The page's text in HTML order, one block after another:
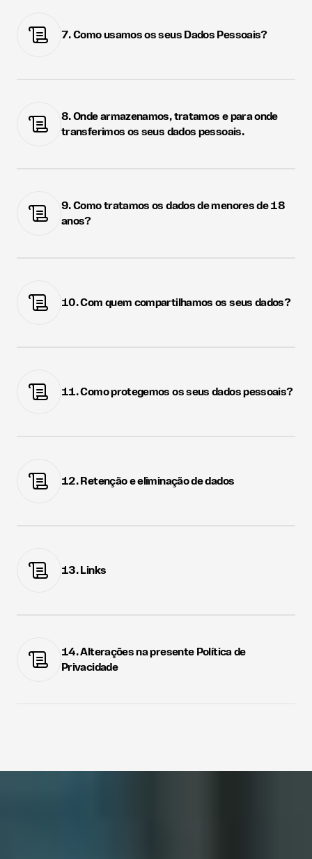
7. Como usamos os seus Dados Pessoais?
8. Onde armazenamos, tratamos e para onde
transferimos os seus dados pessoais.
9. Como tratamos os dados de menores de 18
anos?
10. Com quem compartilhamos os seus dados?
11. Como protegemos os seus dados pessoais?
12. Retenção e eliminação de dados
13. Links
14. Alterações na presente Política de
Privacidade